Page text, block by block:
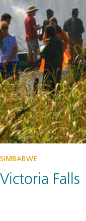
SIMBABWE
Victoria Falls